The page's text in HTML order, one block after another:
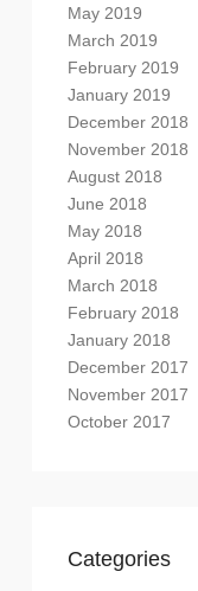
May 2019
March 2019
February 2019
January 2019
December 2018
November 2018
August 2018
June 2018
May 2018
April 2018
March 2018
February 2018
January 2018
December 2017
November 2017
October 2017
Categories